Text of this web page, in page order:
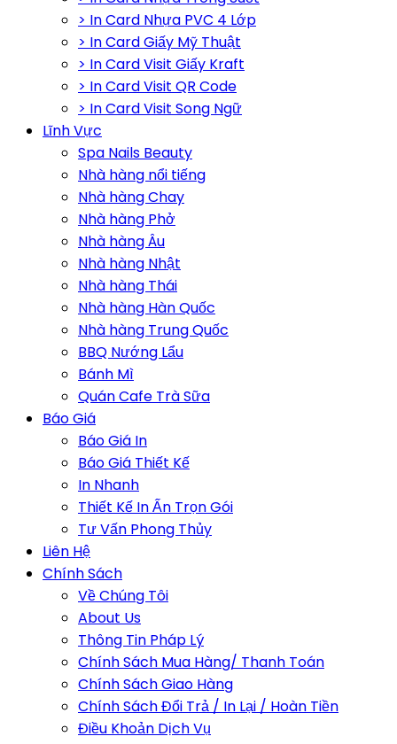
> In Card Nhựa PVC 4 Lớp
> In Card Giấy Mỹ Thuật
> In Card Visit Giấy Kraft
> In Card Visit QR Code
> In Card Visit Song Ngữ
Lĩnh Vực
Spa Nails Beauty
Nhà hàng nổi tiếng
Nhà hàng Chay
Nhà hàng Phở
Nhà hàng Âu
Nhà hàng Nhật
Nhà hàng Thái
Nhà hàng Hàn Quốc
Nhà hàng Trung Quốc
BBQ Nướng Lẩu
Bánh Mì
Quán Cafe Trà Sữa
Báo Giá
Báo Giá In
Báo Giá Thiết Kế
In Nhanh
Thiết Kế In Ấn Trọn Gói
Tư Vấn Phong Thủy
Liên Hệ
Chính Sách
Về Chúng Tôi
About Us
Thông Tin Pháp Lý
Chính Sách Mua Hàng/ Thanh Toán
Chính Sách Giao Hàng
Chính Sách Đổi Trả / In Lại / Hoàn Tiền
Điều Khoản Dịch Vụ